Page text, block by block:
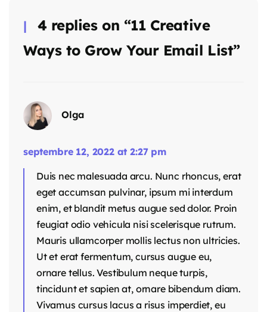
4 replies on “11 Creative
Ways to Grow Your Email List”
Olga
septembre 12, 2022 at 2:27 pm
Duis nec malesuada arcu. Nunc rhoncus, erat
eget accumsan pulvinar, ipsum mi interdum
enim, et blandit metus augue sed dolor. Proin
feugiat odio vehicula nisi scelerisque rutrum.
Mauris ullamcorper mollis lectus non ultricies.
Ut et erat fermentum, cursus augue eu,
ornare tellus. Vestibulum neque turpis,
tincidunt et sapien at, ornare bibendum diam.
Vivamus cursus lacus a risus imperdiet, eu